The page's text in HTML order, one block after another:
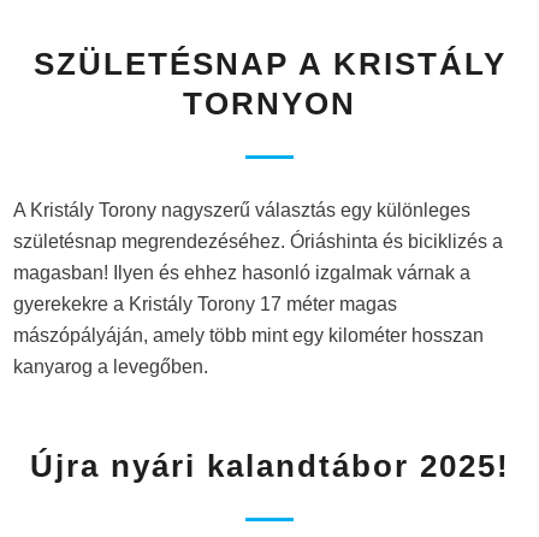
SZÜLETÉSNAP A KRISTÁLY
TORNYON
A Kristály Torony nagyszerű választás egy különleges
születésnap megrendezéséhez. Óriáshinta és biciklizés a
magasban! Ilyen és ehhez hasonló izgalmak várnak a
gyerekekre a Kristály Torony 17 méter magas
mászópályáján, amely több mint egy kilométer hosszan
kanyarog a levegőben.
Újra nyári kalandtábor 2025!